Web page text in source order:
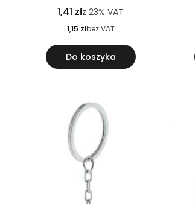
1,41 złz23% VAT
1,15 złbez VAT
Do koszyka